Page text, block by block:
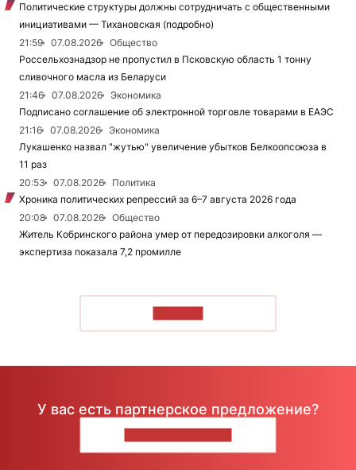
Политические структуры должны сотрудничать с общественными
инициативами — Тихановская (подробно)
21:59
07.08.2026
Общество
Россельхознадзор не пропустил в Псковскую область 1 тонну
сливочного масла из Беларуси
21:46
07.08.2026
Экономика
Подписано соглашение об электронной торговле товарами в ЕАЭС
21:16
07.08.2026
Экономика
Лукашенко назвал "жутью" увеличение убытков Белкоопсоюза в
11 раз
20:53
07.08.2026
Политика
Хроника политических репрессий за 6–7 августа 2026 года
20:08
07.08.2026
Общество
Житель Кобринского района умер от передозировки алкоголя —
экспертиза показала 7,2 промилле
У вас есть партнерское предложение?